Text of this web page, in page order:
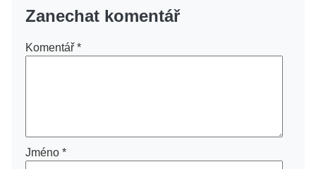
Zanechat komentář
Komentář *
Jméno *